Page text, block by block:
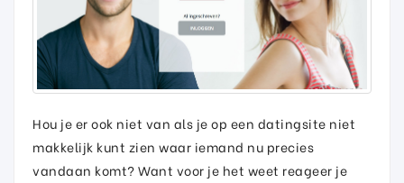
Hou je er ook niet van als je op een datingsite niet
makkelijk kunt zien waar iemand nu precies
vandaan komt? Want voor je het weet reageer je